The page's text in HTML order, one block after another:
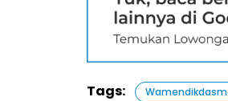
Tags: